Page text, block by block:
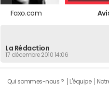
Faxo.com
La Rédaction
17 décembre 2010 14:06
Qui sommes-nous ? L'équipe